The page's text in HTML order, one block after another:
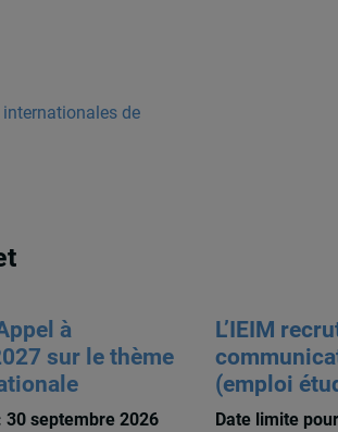
de
à
sur le thème
30 septembre 2026
L’IEIM
(emploi
Date limite